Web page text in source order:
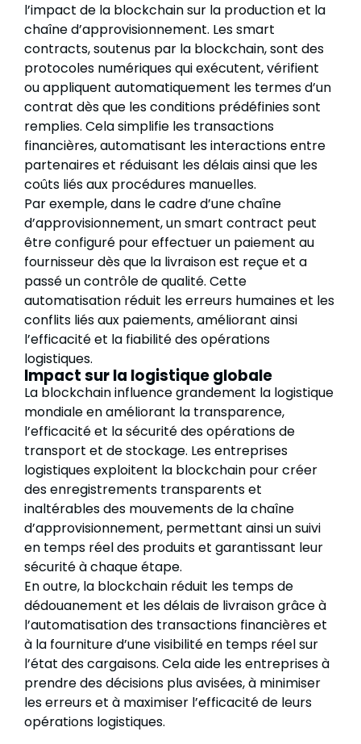
l’impact de la blockchain sur la production et la
chaîne d’approvisionnement. Les smart
contracts, soutenus par la blockchain, sont des
protocoles numériques qui exécutent, vérifient
ou appliquent automatiquement les termes d’un
contrat dès que les conditions prédéfinies sont
remplies. Cela simplifie les transactions
financières, automatisant les interactions entre
partenaires et réduisant les délais ainsi que les
coûts liés aux procédures manuelles.
Par exemple, dans le cadre d’une chaîne
d’approvisionnement, un smart contract peut
être configuré pour effectuer un paiement au
fournisseur dès que la livraison est reçue et a
passé un contrôle de qualité. Cette
automatisation réduit les erreurs humaines et les
conflits liés aux paiements, améliorant ainsi
l’efficacité et la fiabilité des opérations
logistiques.
Impact sur la logistique globale
La blockchain influence grandement la logistique
mondiale en améliorant la transparence,
l’efficacité et la sécurité des opérations de
transport et de stockage. Les entreprises
logistiques exploitent la blockchain pour créer
des enregistrements transparents et
inaltérables des mouvements de la chaîne
d’approvisionnement, permettant ainsi un suivi
en temps réel des produits et garantissant leur
sécurité à chaque étape.
En outre, la blockchain réduit les temps de
dédouanement et les délais de livraison grâce à
l’automatisation des transactions financières et
à la fourniture d’une visibilité en temps réel sur
l’état des cargaisons. Cela aide les entreprises à
prendre des décisions plus avisées, à minimiser
les erreurs et à maximiser l’efficacité de leurs
opérations logistiques.